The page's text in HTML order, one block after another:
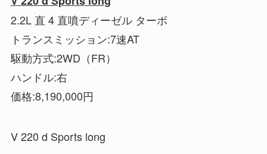
2.2L 直 4 直噴ディーゼル ターボ
トランスミッション:7速AT
駆動方式:2WD（FR）
ハンドル:右
価格:8,190,000円
V 220 d Sports long